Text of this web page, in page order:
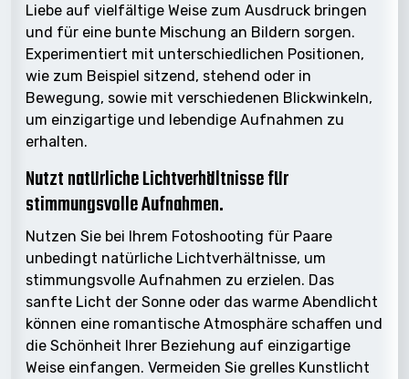
Liebe auf vielfältige Weise zum Ausdruck bringen
und für eine bunte Mischung an Bildern sorgen.
Experimentiert mit unterschiedlichen Positionen,
wie zum Beispiel sitzend, stehend oder in
Bewegung, sowie mit verschiedenen Blickwinkeln,
um einzigartige und lebendige Aufnahmen zu
erhalten.
Nutzt natürliche Lichtverhältnisse für
stimmungsvolle Aufnahmen.
Nutzen Sie bei Ihrem Fotoshooting für Paare
unbedingt natürliche Lichtverhältnisse, um
stimmungsvolle Aufnahmen zu erzielen. Das
sanfte Licht der Sonne oder das warme Abendlicht
können eine romantische Atmosphäre schaffen und
die Schönheit Ihrer Beziehung auf einzigartige
Weise einfangen. Vermeiden Sie grelles Kunstlicht